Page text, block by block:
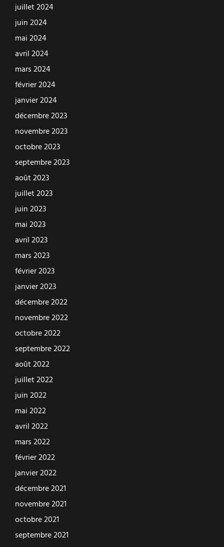
juillet 2024
juin 2024
mai 2024
avril 2024
mars 2024
février 2024
janvier 2024
décembre 2023
novembre 2023
octobre 2023
septembre 2023
août 2023
juillet 2023
juin 2023
mai 2023
avril 2023
mars 2023
février 2023
janvier 2023
décembre 2022
novembre 2022
octobre 2022
septembre 2022
août 2022
juillet 2022
juin 2022
mai 2022
avril 2022
mars 2022
février 2022
janvier 2022
décembre 2021
novembre 2021
octobre 2021
septembre 2021